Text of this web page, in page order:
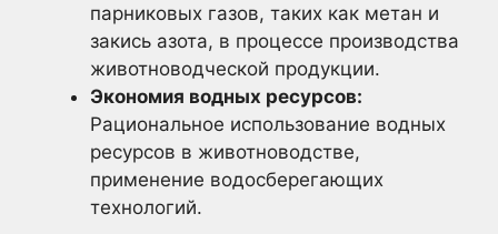
парниковых газов, таких как метан и
закись азота, в процессе производства
животноводческой продукции.
Экономия водных ресурсов:
Рациональное использование водных
ресурсов в животноводстве,
применение водосберегающих
технологий.